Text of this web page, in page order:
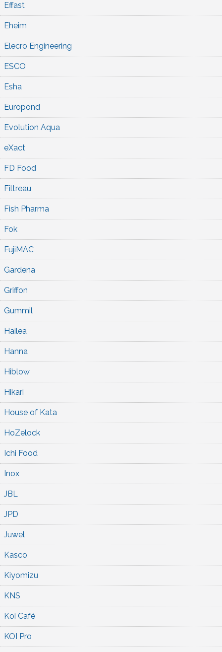
Effast
Eheim
Elecro Engineering
ESCO
Esha
Europond
Evolution Aqua
eXact
FD Food
Filtreau
Fish Pharma
Fok
FujiMAC
Gardena
Griffon
Gummil
Hailea
Hanna
Hiblow
Hikari
House of Kata
HoZelock
Ichi Food
Inox
JBL
JPD
Juwel
Kasco
Kiyomizu
KNS
Koi Café
KOI Pro